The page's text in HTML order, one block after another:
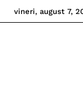
vineri, august 7,